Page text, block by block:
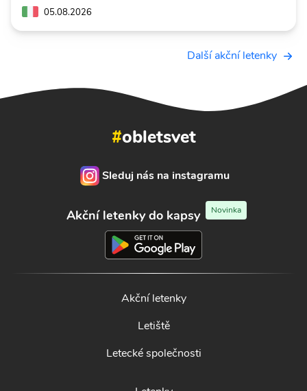
05.08.2026
Další akční letenky
#obletsvet
Sleduj nás na instagramu
Akční letenky do kapsy Novinka
Akční letenky
Letiště
Letecké společnosti